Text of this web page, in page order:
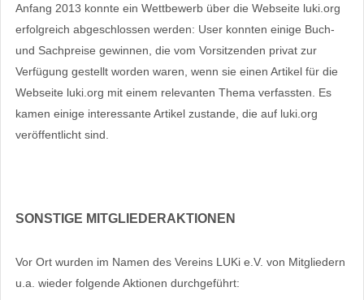
Anfang 2013 konnte ein Wettbewerb über die Webseite luki.org
erfolgreich abgeschlossen werden: User konnten einige Buch-
und Sachpreise gewinnen, die vom Vorsitzenden privat zur
Verfügung gestellt worden waren, wenn sie einen Artikel für die
Webseite luki.org mit einem relevanten Thema verfassten. Es
kamen einige interessante Artikel zustande, die auf luki.org
veröffentlicht sind.
SONSTIGE MITGLIEDERAKTIONEN
Vor Ort wurden im Namen des Vereins LUKi e.V. von Mitgliedern
u.a. wieder folgende Aktionen durchgeführt: